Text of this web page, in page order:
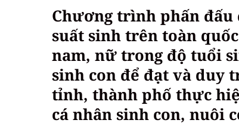
Chương trình phấn đấu
suất sinh trên toàn
nam, nữ trong độ tuổi
sinh con để đạt và duy
tỉnh, thành phố thực
cá nhân sinh con, nuôi